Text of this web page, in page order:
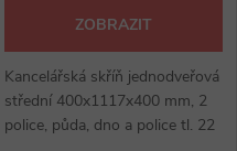
ZOBRAZIT
Kancelářská skříň jednodveřová
střední 400x1117x400 mm, 2
police, půda, dno a police tl. 22